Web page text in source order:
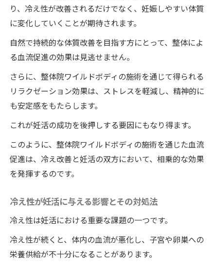
冷え性に悩む女性のための整体院ワイルド
ボディの施術療法
徳島県の整体院ワイルドボディの施術で女
性の健康をサポート
整体院ワイルドボディの施術で実感する子宮の
冷え改善妊娠力を高めるメソッド
整体院ワイルドボディの施術を通じて妊娠
力を高める方法
実際に感じる整体院ワイルドボディの施術
での冷え改善効果
徳島県の整体院ワイルドボディの施術で学
整体院ワイルドボディの施術を活用した効
果的な冷え性対策
妊娠力を高めるための整体院ワイルドボデ
ィの施術の流れ
り、冷え性が改善されるだけでなく、妊娠しやすい体質
に変化していくことが期待されます。
自然で持続的な体質改善を目指す方にとって、整体によ
る血流促進の効果は見逃せません。
さらに、整体院ワイルドボディの施術を通じて得られる
リラクゼーション効果は、ストレスを軽減し、精神的に
も安定感をもたらします。
これが妊活の成功を後押しする要因にもなり得ます。
このように、整体院ワイルドボディの施術を通じた血流
促進は、冷え改善と妊活の双方において、相乗的な効果
を発揮するのです。
冷え性が妊活に与える影響とその対処法
冷え性は妊活における重要な課題の一つです。
冷え性が続くと、体内の血流が悪化し、子宮や卵巣への
栄養供給が不十分になることがあります。